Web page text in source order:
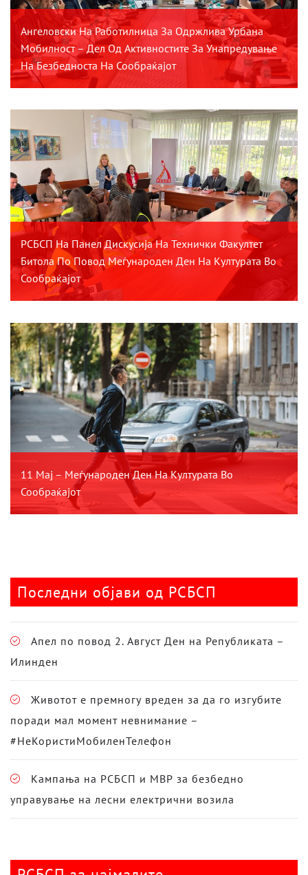
Ангеловски На Работилница За Одржлива Урбана
Мобилност – Дел Од Активностите За Унапредување
На Безбедноста На Сообраќајот
РСБСП На Панел Дискусија На Технички Факултет
Битола По Повод Меѓународен Ден На Културата Во
Сообраќајот
11 Мај – Меѓународен Ден На Културата Во
Сообраќајот
Последни објави од РСБСП
Апел по повод 2. Август Ден на Републиката –
Илинден
Животот е премногу вреден за да го изгубите
поради мал момент невнимание –
#НеКористиМобиленТелефон
Кампања на РСБСП и МВР за безбедно
управување на лесни електрични возила